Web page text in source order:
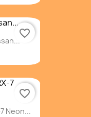
favorite_border
Neon...
favorite_border